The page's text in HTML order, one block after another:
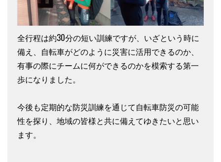
全行程は約30分の短い訓練ですが、いざという時に
備え、自転車がどのように災害に活用できるのか、
有事の際にチームに何ができるのかを模索する第一
歩になりました。
今後も定期的な防災訓練を通じて自転車防災の可能
性を探り、地域の皆様と共に備えてゆきたいと思い
ます。